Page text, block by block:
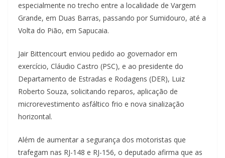
especialmente no trecho entre a localidade de Vargem
Grande, em Duas Barras, passando por Sumidouro, até a
Volta do Pião, em Sapucaia.
Jair Bittencourt enviou pedido ao governador em
exercício, Cláudio Castro (PSC), e ao presidente do
Departamento de Estradas e Rodagens (DER), Luiz
Roberto Souza, solicitando reparos, aplicação de
microrevestimento asfáltico frio e nova sinalização
horizontal.
Além de aumentar a segurança dos motoristas que
trafegam nas RJ-148 e RJ-156, o deputado afirma que as